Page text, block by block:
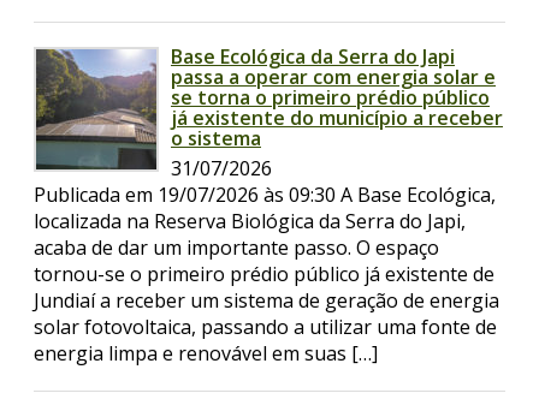
Base Ecológica da Serra do Japi
passa a operar com energia solar e
se torna o primeiro prédio público
já existente do município a receber
o sistema
31/07/2026
Publicada em 19/07/2026 às 09:30 A Base Ecológica,
localizada na Reserva Biológica da Serra do Japi,
acaba de dar um importante passo. O espaço
tornou-se o primeiro prédio público já existente de
Jundiaí a receber um sistema de geração de energia
solar fotovoltaica, passando a utilizar uma fonte de
energia limpa e renovável em suas […]